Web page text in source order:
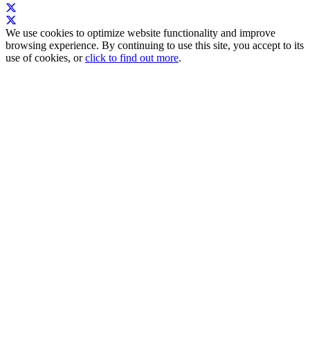
We use cookies to optimize website functionality and improve
browsing experience. By continuing to use this site, you accept to its
use of cookies, orclick to find out more.